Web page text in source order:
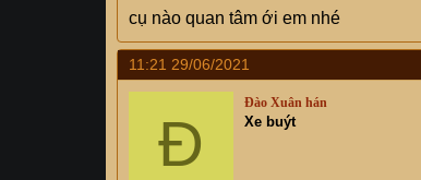
cụ nào quan tâm ới em nhé
11:21 29/06/2021
Đ
Đào Xuân hán
Xe buýt